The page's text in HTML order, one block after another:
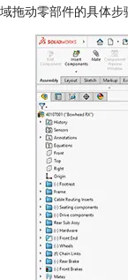
域拖动零部件的具体步